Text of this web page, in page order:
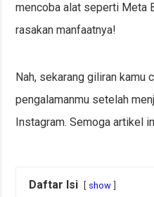
mencoba alat seperti Meta
rasakan manfaatnya!
Nah, sekarang giliran kamu
pengalamanmu setelah
Instagram. Semoga artikel
Daftar Isi show